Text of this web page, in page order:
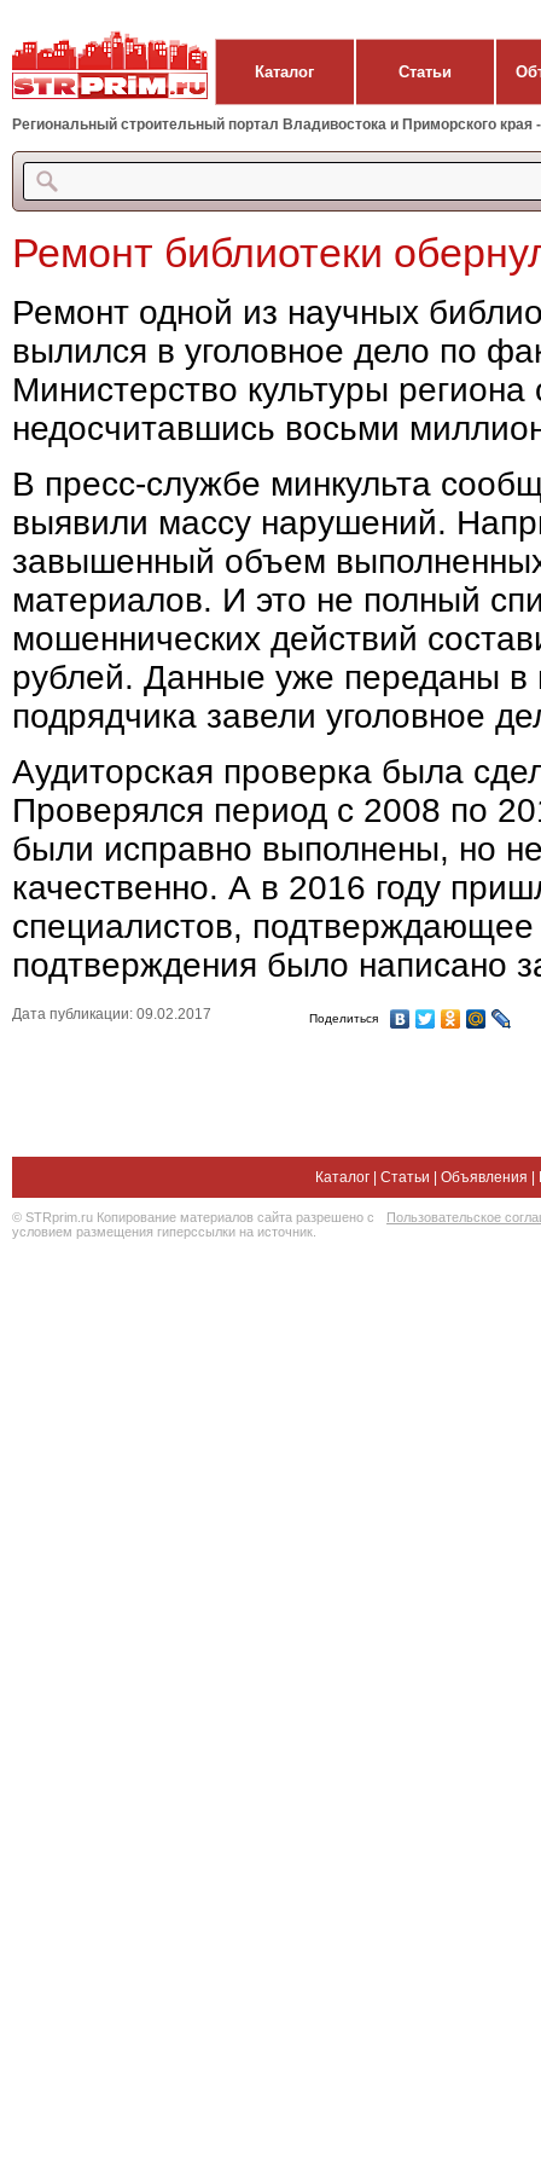
Каталог Статьи
Региональный строительный портал Владивостока и Приморского края
Ремонт библиотеки
Ремонт одной из научных
вылился в уголовное дело по
Министерство культуры
недосчитавшись восьми
В пресс-службе минкульта
выявили массу нарушений.
завышенный объем
материалов. И это не полный
мошеннических действий
рублей. Данные уже переданы
подрядчика завели уголовное
Аудиторская проверка была
Проверялся период с 2008 по
были исправно выполнены, но
качественно. А в 2016 году
специалистов,
подтверждения было написано
Дата публикации: 09.02.2017 Поделиться
Каталог Статьи Объявления
© STRprim.ru Копирование материалов сайта разрешено с
условием размещения гиперссылки на источник.
Пользовательское